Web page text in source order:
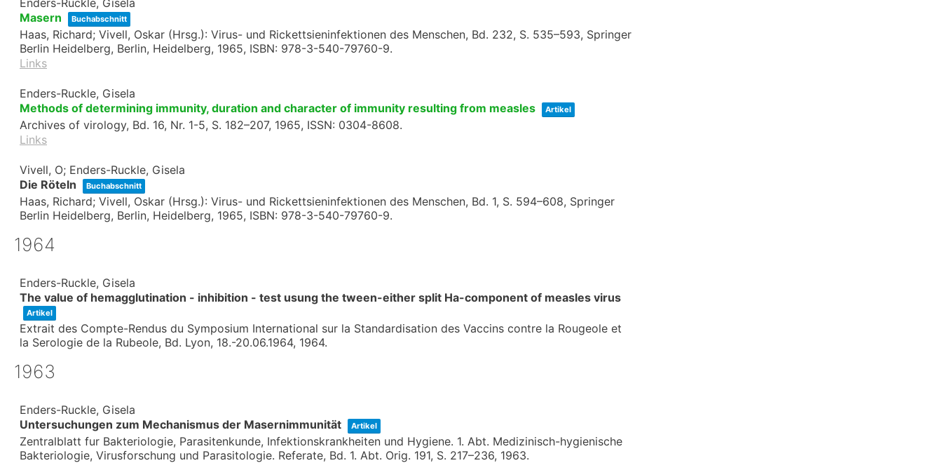
Masern
Buchabschnitt
Haas, Richard; Vivell, Oskar (Hrsg.): Virus- und Rickettsieninfektionen des Menschen, Bd. 232, S. 535–593, Springer
Berlin Heidelberg, Berlin, Heidelberg, 1965, ISBN: 978-3-540-79760-9.
Links
Enders-Ruckle, Gisela
Methods of determining immunity, duration and character of immunity resulting from measles
Artikel
Archives of virology, Bd. 16, Nr. 1-5, S. 182–207, 1965, ISSN: 0304-8608.
Links
Vivell, O; Enders-Ruckle, Gisela
Die Röteln
Buchabschnitt
Haas, Richard; Vivell, Oskar (Hrsg.): Virus- und Rickettsieninfektionen des Menschen, Bd. 1, S. 594–608, Springer
Berlin Heidelberg, Berlin, Heidelberg, 1965, ISBN: 978-3-540-79760-9.
1964
Enders-Ruckle, Gisela
The value of hemagglutination - inhibition - test usung the tween-either split Ha-component of measles virus
Artikel
Extrait des Compte-Rendus du Symposium International sur la Standardisation des Vaccins contre la Rougeole et
la Serologie de la Rubeole, Bd. Lyon, 18.-20.06.1964, 1964.
1963
Enders-Ruckle, Gisela
Untersuchungen zum Mechanismus der Masernimmunität
Artikel
Zentralblatt fur Bakteriologie, Parasitenkunde, Infektionskrankheiten und Hygiene. 1. Abt. Medizinisch-hygienische
Bakteriologie, Virusforschung und Parasitologie. Referate, Bd. 1. Abt. Orig. 191, S. 217–236, 1963.